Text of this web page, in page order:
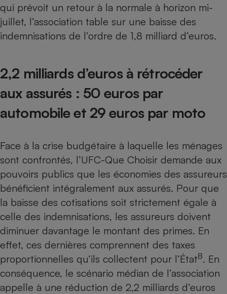
qui prévoit un retour à la normale à horizon mi-
juillet, l’association table sur une baisse des
indemnisations de l’ordre de 1,8 milliard d’euros.
2,2 milliards d’euros à rétrocéder
aux assurés : 50 euros par
automobile et 29 euros par moto
Face à la crise budgétaire à laquelle les ménages
sont confrontés, l’UFC-Que Choisir demande aux
pouvoirs publics que les économies des assureurs
bénéficient intégralement aux assurés. Pour que
la baisse des cotisations soit strictement égale à
celle des indemnisations, les assureurs doivent
diminuer davantage le montant des primes. En
effet, ces dernières comprennent des taxes
proportionnelles qu’ils collectent pour l’État8. En
conséquence, le scénario médian de l’association
appelle à une réduction de 2,2 milliards d’euros